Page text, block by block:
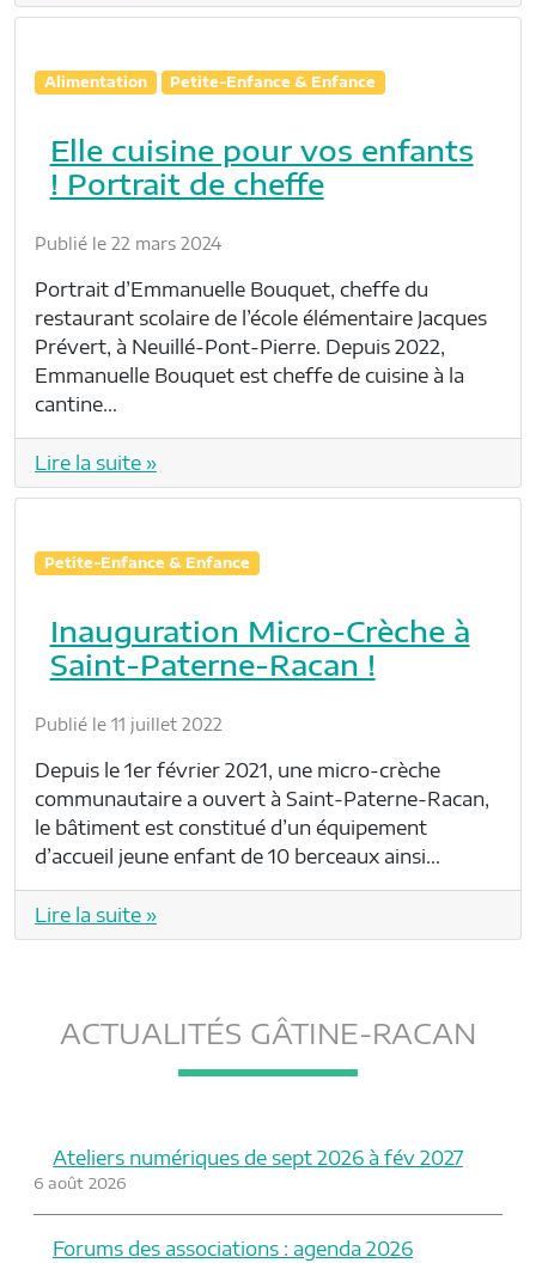
Alimentation Petite-Enfance & Enfance
Elle cuisine pour vos enfants
! Portrait de cheffe
Publié le 22 mars 2024
Portrait d’Emmanuelle Bouquet, cheffe du
restaurant scolaire de l’école élémentaire Jacques
Prévert, à Neuillé-Pont-Pierre. Depuis 2022,
Emmanuelle Bouquet est cheffe de cuisine à la
cantine…
Lire la suite »
Petite-Enfance & Enfance
Inauguration Micro-Crèche à
Saint-Paterne-Racan !
Publié le 11 juillet 2022
Depuis le 1er février 2021, une micro-crèche
communautaire a ouvert à Saint-Paterne-Racan,
le bâtiment est constitué d’un équipement
d’accueil jeune enfant de 10 berceaux ainsi…
Lire la suite »
ACTUALITÉS GÂTINE-RACAN
Ateliers numériques de sept 2026 à fév 2027
6 août 2026
Forums des associations : agenda 2026